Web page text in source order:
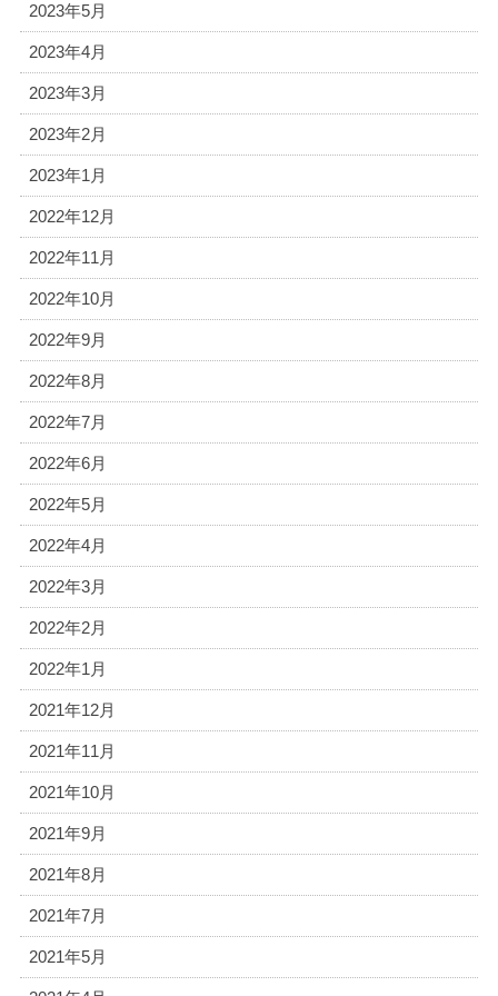
2023年5月
2023年4月
2023年3月
2023年2月
2023年1月
2022年12月
2022年11月
2022年10月
2022年9月
2022年8月
2022年7月
2022年6月
2022年5月
2022年4月
2022年3月
2022年2月
2022年1月
2021年12月
2021年11月
2021年10月
2021年9月
2021年8月
2021年7月
2021年5月